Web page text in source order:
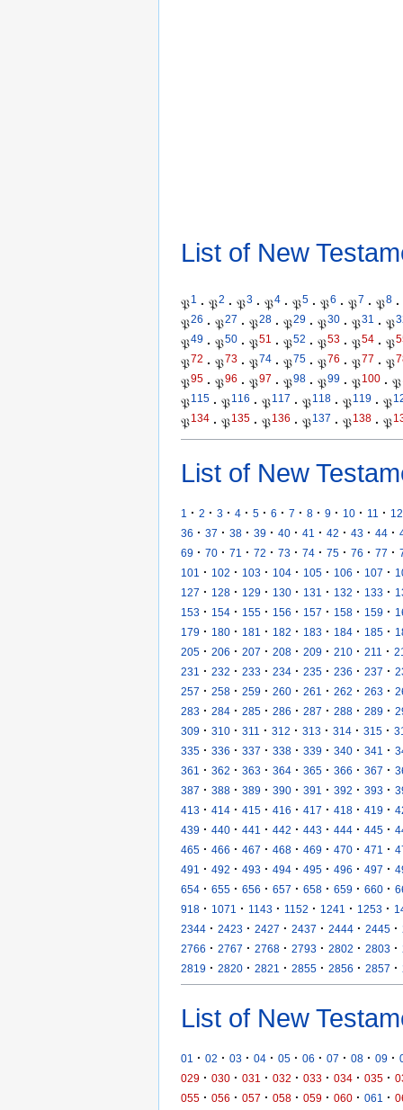
List of New
𝔓1 · 𝔓2 · 𝔓3 · 𝔓4 · 𝔓5 · 𝔓6 · 𝔓7 · 𝔓8 ·
𝔓26 · 𝔓27 · 𝔓28 · 𝔓29 · 𝔓30 · 𝔓31 · 𝔓
𝔓49 · 𝔓50 · 𝔓51 · 𝔓52 · 𝔓53 · 𝔓54 · 𝔓
𝔓72 · 𝔓73 · 𝔓74 · 𝔓75 · 𝔓76 · 𝔓77 · 𝔓
𝔓95 · 𝔓96 · 𝔓97 · 𝔓98 · 𝔓99 · 𝔓100 · 𝔓
𝔓115 · 𝔓116 · 𝔓117 · 𝔓118 · 𝔓119 · 𝔓
𝔓134 · 𝔓135 · 𝔓136 · 𝔓137 · 𝔓138 · 𝔓
List of New
1 · 2 · 3 · 4 · 5 · 6 · 7 · 8 · 9 · 10 · 11 · 12
36 · 37 · 38 · 39 · 40 · 41 · 42 · 43 · 44 ·
69 · 70 · 71 · 72 · 73 · 74 · 75 · 76 · 77 ·
101
· 102 · 103 · 104 · 105 · 106 · 107 ·
127 · 128 · 129 · 130 · 131 · 132 · 133 ·
153 · 154 · 155 · 156 · 157 · 158 · 159 ·
179 · 180 · 181 · 182 · 183 · 184 · 185 ·
205 · 206 · 207 · 208 · 209 · 210 · 211 ·
231
· 232 · 233 · 234 · 235 · 236 · 237 ·
257 · 258 · 259 · 260 · 261 · 262 · 263 ·
283 · 284 · 285 · 286 · 287 · 288 · 289 ·
309 · 310 · 311 · 312 · 313 · 314 · 315 ·
335 · 336 · 337 · 338 · 339 · 340 · 341 ·
361
· 362 · 363 · 364 · 365 · 366 · 367 ·
387 · 388 · 389 · 390 · 391 · 392 · 393 ·
413 · 414 · 415 · 416 · 417 · 418 · 419 ·
439 · 440 · 441 · 442 · 443 · 444 · 445 ·
465 · 466 · 467 · 468 · 469 · 470 · 471 ·
491
· 492 · 493 · 494 · 495 · 496 · 497 ·
654 · 655 · 656 · 657 · 658 · 659 · 660 ·
918 · 1071 · 1143 · 1152 · 1241 · 1253 ·
2344 · 2423 · 2427 · 2437 · 2444 · 2445 ·
2766 · 2767 · 2768 · 2793 · 2802 · 2803 ·
2819 · 2820 · 2821 · 2855 · 2856 · 2857 ·
List of New
01 · 02 · 03 · 04 · 05 · 06 · 07 · 08 · 09 ·
029 · 030 · 031 · 032 · 033 · 034 · 035 ·
055 · 056 · 057 · 058 · 059 · 060 · 061 ·